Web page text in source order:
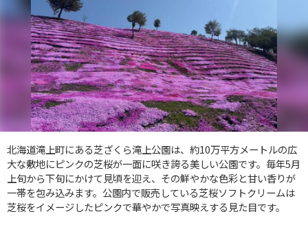
北海道滝上町にある芝ざくら滝上公園は、約10万平方メートルの広
大な敷地にピンクの芝桜が一面に咲き誇る美しい公園です。毎年5月
上旬から下旬にかけて見頃を迎え、その鮮やかな色彩と甘い香りが
一帯を包み込みます。公園内で販売している芝桜ソフトクリームは
芝桜をイメージしたピンクで華やかで写真映えする見た目です。